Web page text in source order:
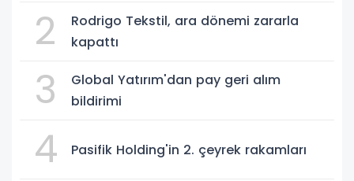
2
Rodrigo Tekstil, ara dönemi zararla
kapattı
3
Global Yatırım'dan pay geri alım
bildirimi
4 Pasifik Holding'in 2. çeyrek rakamları